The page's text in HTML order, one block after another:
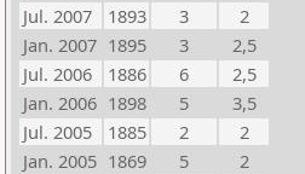
Jul. 2007
1893 3
2
Jan. 2007 1895 3
2,5
Jul. 2006
1886 6
2,5
Jan. 2006 1898 5
3,5
Jul. 2005
1885 2
2
Jan. 2005 1869 5
2